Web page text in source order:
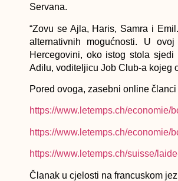
Servana.
“Zovu se Ajla, Haris, Samra i
alternativnih mogućnosti. U
Hercegovini, oko istog stola
Adilu, voditeljicu Job Club-a kojeg
Pored ovoga, zasebni online
https://www.letemps.ch/economie/
https://www.letemps.ch/economie/
https://www.letemps.ch/suisse/
Članak u cjelosti na francuskom